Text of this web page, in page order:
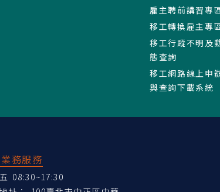
雇主聘前講習專
移工轉換雇主專
移工行蹤不明及
態查詢
移工網路線上申
與查詢下載系統
務服務
08:30~17:30